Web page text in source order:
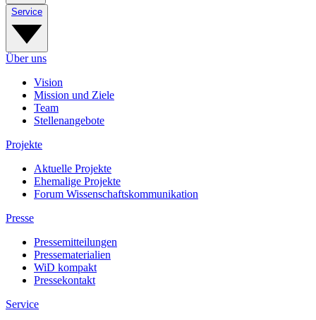
Service
Über uns
Vision
Mission und Ziele
Team
Stellenangebote
Projekte
Aktuelle Projekte
Ehemalige Projekte
Forum Wissenschaftskommunikation
Presse
Pressemitteilungen
Pressematerialien
WiD kompakt
Pressekontakt
Service